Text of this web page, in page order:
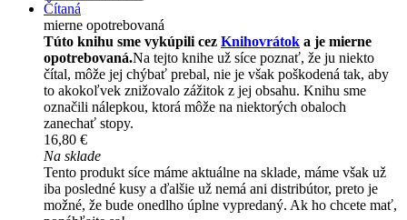
Čítaná
mierne opotrebovaná
Túto knihu sme vykúpili cez Knihovrátok a je mierne
opotrebovaná.Na tejto knihe už síce poznať, že ju niekto
čítal, môže jej chýbať prebal, nie je však poškodená tak, aby
to akokoľvek znižovalo zážitok z jej obsahu. Knihu sme
označili nálepkou, ktorá môže na niektorých obaloch
zanechať stopy.
16,80 €
Na sklade
Tento produkt síce máme aktuálne na sklade, máme však už
iba posledné kusy a ďalšie už nemá ani distribútor, preto je
možné, že bude onedlho úplne vypredaný. Ak ho chcete mať,